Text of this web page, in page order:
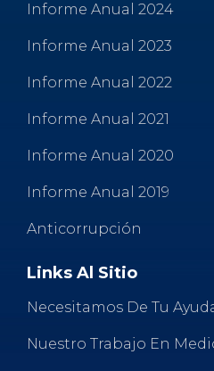
Informe Anual 2024
Informe Anual 2023
Informe Anual 2022
Informe Anual 2021
Informe Anual 2020
Informe Anual 2019
Anticorrupción
Links Al Sitio
Necesitamos De Tu
Nuestro Trabajo En